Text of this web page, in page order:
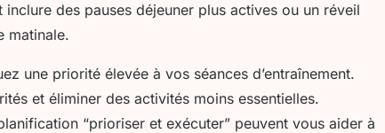
inclure des pauses déjeuner plus actives ou un réveil
matinale.
une priorité élevée à vos séances d’entraînement.
et éliminer des activités moins essentielles.
“prioriser et exécuter” peuvent vous aider à